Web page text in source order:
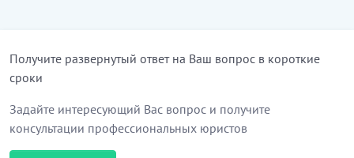
Получите развернутый ответ на Ваш вопрос в короткие
сроки
Задайте интересующий Вас вопрос и получите
консультации профессиональных юристов